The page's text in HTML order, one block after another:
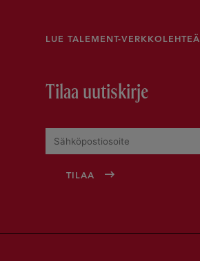
LUE TALEMENT-VERKKOLEHTEÄ
Tilaa uutiskirje